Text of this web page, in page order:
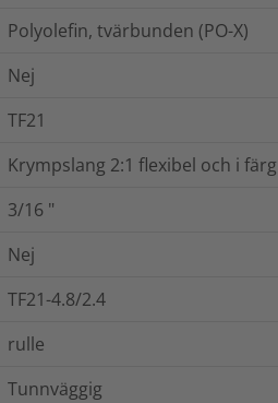
Polyolefin, tvärbunden (PO-X)
Nej
TF21
Krympslang 2:1 flexibel och i färg
3/16 "
Nej
TF21-4.8/2.4
rulle
Tunnväggig